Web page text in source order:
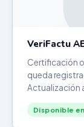
VeriFactu
Certificación
queda
Actualización
Disponible